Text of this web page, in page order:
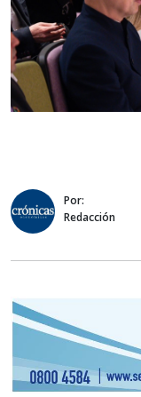
Por:
Redacción